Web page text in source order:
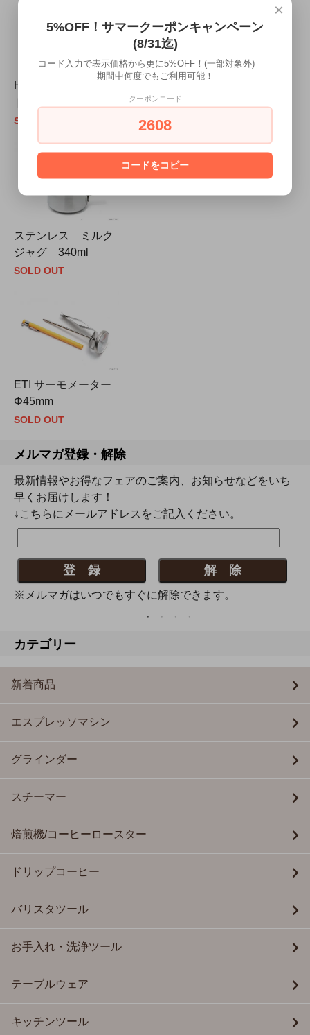
HARIO 耐熱ショッ
SOLD OUT
ステンレス ミルク
ジャグ 340ml
SOLD OUT
ETI サーモメーター
Φ45mm
SOLD OUT
メルマガ登録・解除
最新情報やお得なフェアのご案内、お知らせなどをいち
早くお届けします！
↓こちらにメールアドレスをご記入ください。
※メルマガはいつでもすぐに解除できます。
カテゴリー
新着商品
エスプレッソマシン
グラインダー
スチーマー
焙煎機/コーヒーロースター
ドリップコーヒー
バリスタツール
お手入れ・洗浄ツール
テーブルウェア
キッチンツール
×
5%OFF！サマークーポンキャンペーン
(8/31迄)
コード入力で表示価格から更に5%OFF！(一部対象外)
期間中何度でもご利用可能！
クーポンコード
2608
コードをコピー